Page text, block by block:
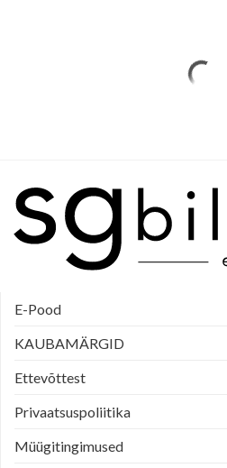
E-Pood
KAUBAMÄRGID
Ettevõttest
Privaatsuspoliitika
Müügitingimused